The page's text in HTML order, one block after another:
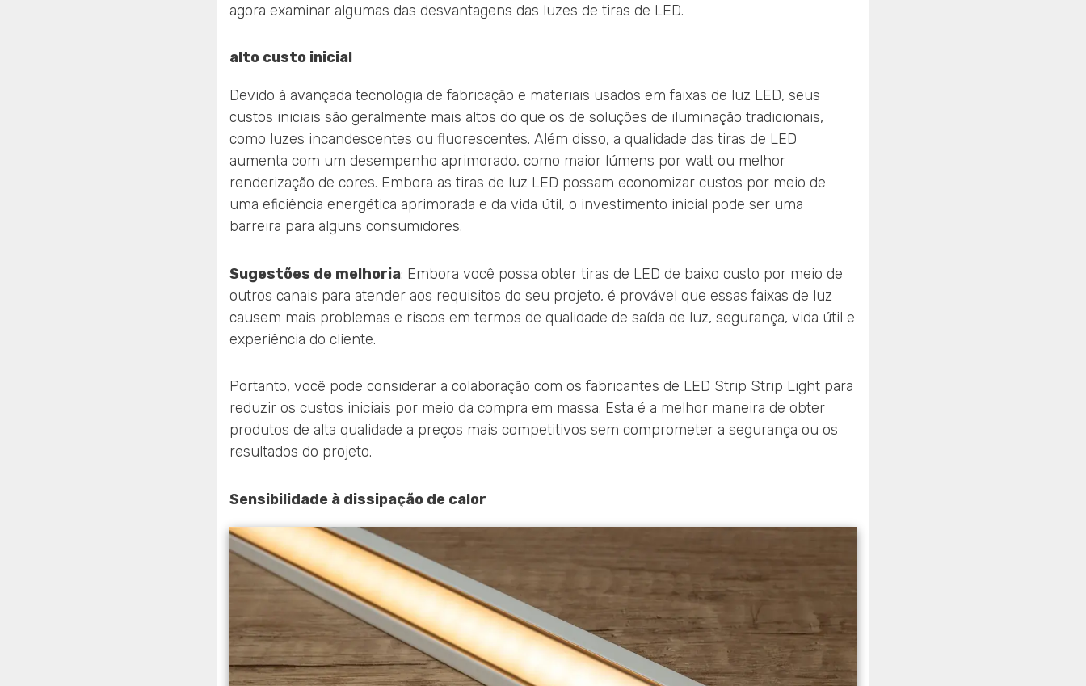
agora examinar algumas das desvantagens das luzes de tiras de LED.
alto custo inicial
Devido à avançada tecnologia de fabricação e materiais usados em faixas de luz LED, seus
custos iniciais são geralmente mais altos do que os de soluções de iluminação tradicionais,
como luzes incandescentes ou fluorescentes. Além disso, a qualidade das tiras de LED
aumenta com um desempenho aprimorado, como maior lúmens por watt ou melhor
renderização de cores. Embora as tiras de luz LED possam economizar custos por meio de
uma eficiência energética aprimorada e da vida útil, o investimento inicial pode ser uma
barreira para alguns consumidores.
Sugestões de melhoria: Embora você possa obter tiras de LED de baixo custo por meio de
outros canais para atender aos requisitos do seu projeto, é provável que essas faixas de luz
causem mais problemas e riscos em termos de qualidade de saída de luz, segurança, vida útil e
experiência do cliente.
Portanto, você pode considerar a colaboração com os fabricantes de LED Strip Strip Light para
reduzir os custos iniciais por meio da compra em massa. Esta é a melhor maneira de obter
produtos de alta qualidade a preços mais competitivos sem comprometer a segurança ou os
resultados do projeto.
Sensibilidade à dissipação de calor